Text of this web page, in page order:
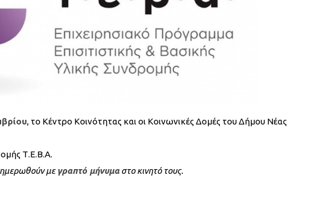
, το Κέντρο Κοινότητας και οι Κοινωνικές Δομές του Δήμου Νέας
Τ.Ε.Β.Α.
με γραπτό μήνυμαστο κινητό τους.